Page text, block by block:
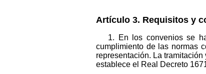
Artículo 3. Requisitos y
1. En los convenios se
cumplimiento de las normas
representación. La
establece el Real Decreto